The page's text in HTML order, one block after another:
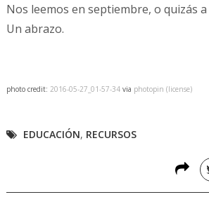
Nos leemos en septiembre, o quizás
Un abrazo.
photo credit: 2016-05-27_01-57-34via photopin (license)
EDUCACIÓN, RECURSOS